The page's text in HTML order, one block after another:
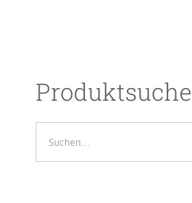
Produktsuche